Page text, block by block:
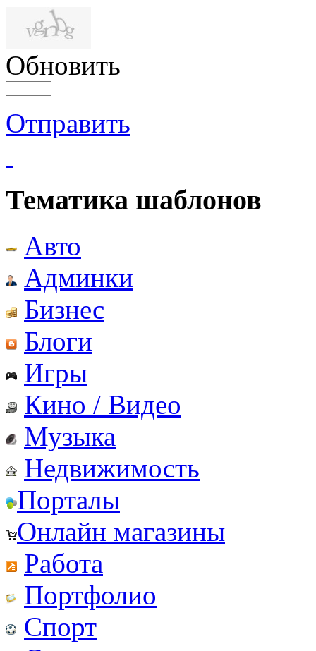
Обновить
Отправить
Тематика шаблонов
Авто
Админки
Бизнес
Блоги
Игры
Кино / Видео
Музыка
Недвижимость
Порталы
Онлайн магазины
Работа
Портфолио
Спорт